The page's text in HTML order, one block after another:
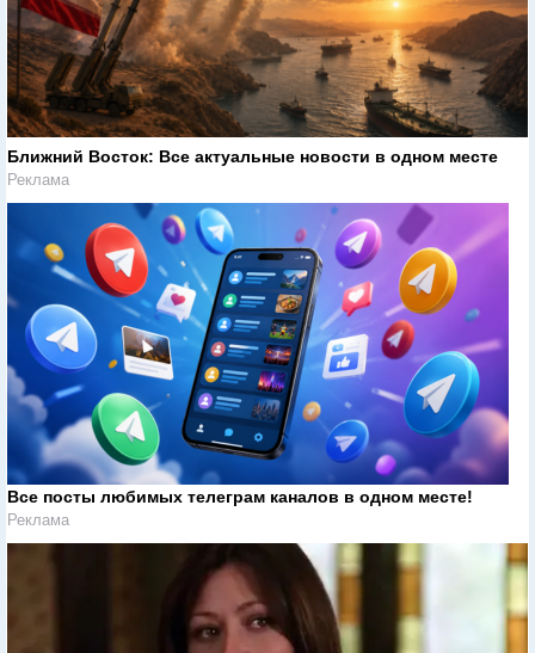
Ближний Восток: Все актуальные новости в одном месте
Реклама
Все посты любимых телеграм каналов в одном месте!
Реклама